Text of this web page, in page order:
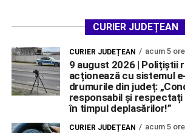
CURIER JUDEȚEAN
CURIER JUDEȚEAN acum 5 ore
9 august 2026 | Polițiștii
acționează cu sistemul
drumurile din județ:
responsabil și
în timpul deplasărilor!”
CURIER JUDEȚEAN acum 5 ore